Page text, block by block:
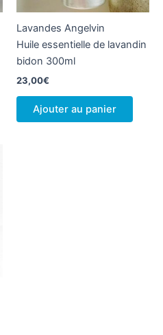
Lavandes Angelvin
Huile essentielle de lavandin
bidon 300ml
23,00€
Ajouter au panier